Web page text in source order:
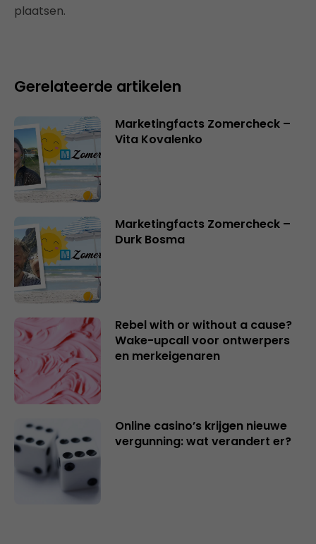
plaatsen.
Gerelateerde artikelen
Marketingfacts Zomercheck –
Vita Kovalenko
Marketingfacts Zomercheck –
Durk Bosma
Rebel with or without a cause?
Wake-upcall voor ontwerpers
en merkeigenaren
Online casino’s krijgen nieuwe
vergunning: wat verandert er?